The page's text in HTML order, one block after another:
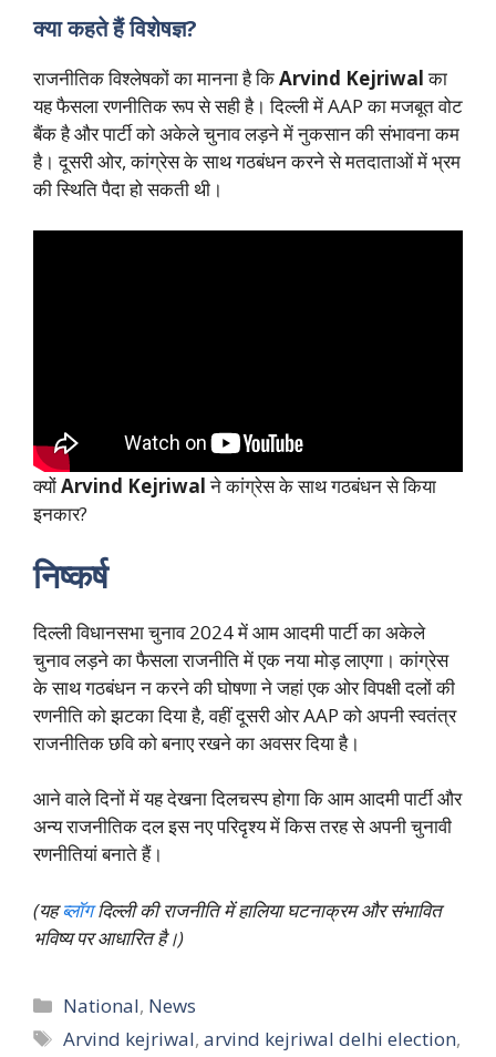
क्या कहते हैं विशेषज्ञ?
राजनीतिक विश्लेषकों का मानना है किArvind Kejriwalका
यह फैसला रणनीतिक रूप से सही है। दिल्ली में AAP का मजबूत वोट
बैंक है और पार्टी को अकेले चुनाव लड़ने में नुकसान की संभावना कम
है। दूसरी ओर, कांग्रेस के साथ गठबंधन करने से मतदाताओं में भ्रम
की स्थिति पैदा हो सकती थी।
क्योंArvind Kejriwalने कांग्रेस के साथ गठबंधन से किया
इनकार?
निष्कर्ष
दिल्ली विधानसभा चुनाव 2024 में आम आदमी पार्टी का अकेले
चुनाव लड़ने का फैसला राजनीति में एक नया मोड़ लाएगा। कांग्रेस
के साथ गठबंधन न करने की घोषणा ने जहां एक ओर विपक्षी दलों की
रणनीति को झटका दिया है, वहीं दूसरी ओर AAP को अपनी स्वतंत्र
राजनीतिक छवि को बनाए रखने का अवसर दिया है।
आने वाले दिनों में यह देखना दिलचस्प होगा कि आम आदमी पार्टी और
अन्य राजनीतिक दल इस नए परिदृश्य में किस तरह से अपनी चुनावी
रणनीतियां बनाते हैं।
(यहब्लॉगदिल्ली की राजनीति में हालिया घटनाक्रम और संभावित
भविष्य पर आधारित है।)
Categories
National, News
Tags
Arvind kejriwal,arvind kejriwal delhi election,